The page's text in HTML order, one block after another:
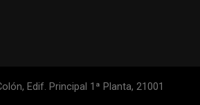
Edif. Principal 1ª Planta, 21001